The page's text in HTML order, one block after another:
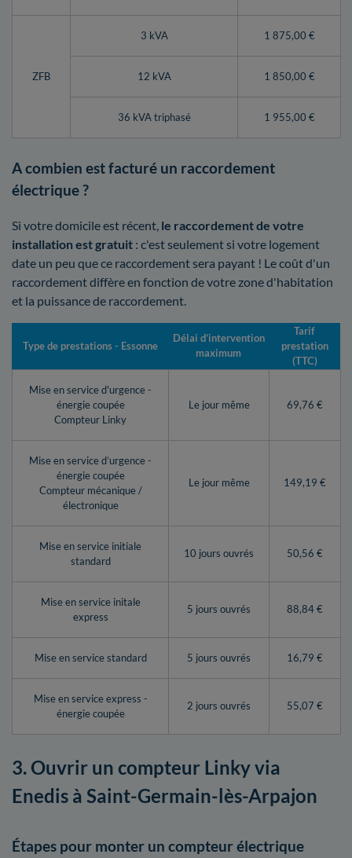
ZFB
3 kVA 1 875,00 €
12 kVA 1 850,00 €
36 kVA triphasé 1 955,00 €
A combien est facturé un raccordement
électrique ?
Si votre domicile est récent, le raccordement de votre
installation est gratuit : c'est seulement si votre logement
date un peu que ce raccordement sera payant ! Le coût d'un
raccordement diffère en fonction de votre zone d'habitation
et la puissance de raccordement.
Type de prestations - Essonne
Délai d’intervention
maximum
Tarif
prestation
(TTC)
Mise en service d'urgence -
énergie coupée
Compteur Linky
Le jour même 69,76 €
Mise en service d’urgence -
énergie coupée
Compteur mécanique /
électronique
Le jour même 149,19 €
Mise en service initiale
standard
10 jours ouvrés 50,56 €
Mise en service initale
express
5 jours ouvrés 88,84 €
Mise en service standard 5 jours ouvrés 16,79 €
Mise en service express -
énergie coupée
2 jours ouvrés 55,07 €
3. Ouvrir un compteur Linky via
Enedis à Saint-Germain-lès-Arpajon
Étapes pour monter un compteur électrique